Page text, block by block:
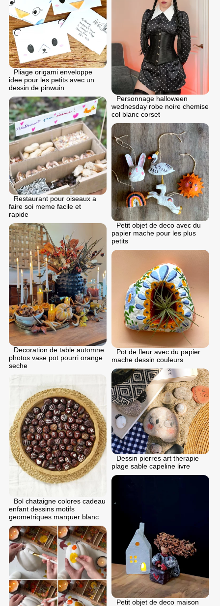
Pliage origami enveloppe
idee pour les petits avec un
dessin de pinwuin
Personnage halloween
wednesday robe noire chemise
col blanc corset
Restaurant pour oiseaux a
faire soi meme facile et
rapide
Petit objet de deco avec du
papier mache pour les plus
petits
Decoration de table automne
photos vase pot pourri orange
seche
Pot de fleur avec du papier
mache dessin couleurs
Dessin pierres art therapie
plage sable capeline livre
Bol chataigne colores cadeau
enfant dessins motifs
geometriques marquer blanc
Petit objet de deco maison